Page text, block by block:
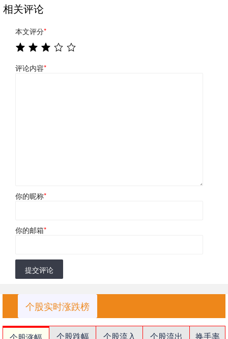
相关评论
本文评分*
评论内容*
你的昵称*
你的邮箱*
提交评论
个股实时涨跌榜
个股跌幅 个股流入 个股流出 换手率